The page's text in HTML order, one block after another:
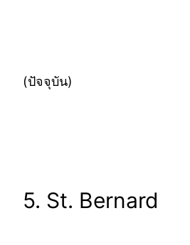
(ปัจจุบัน)
5. St. Bernard